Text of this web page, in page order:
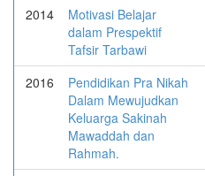
2014
Motivasi Belajar
dalam Prespektif
Tafsir Tarbawi
2016
Pendidikan Pra Nikah
Dalam Mewujudkan
Keluarga Sakinah
Mawaddah dan
Rahmah.